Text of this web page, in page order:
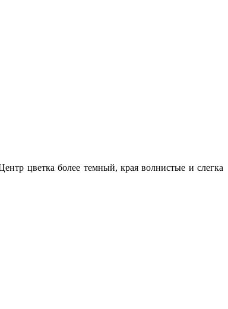
цветка более темный, края волнистые и слегка